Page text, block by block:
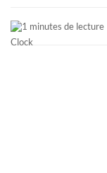
1 minutes de lecture